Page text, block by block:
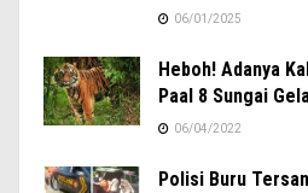
06/01/2025
Heboh! Adanya
Paal 8 Sungai
06/04/2022
Polisi Buru